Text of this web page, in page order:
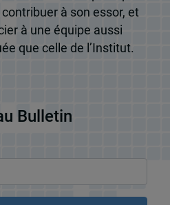
à son essor, et
à une équipe aussi
que celle de l’Institut.
Bulletin